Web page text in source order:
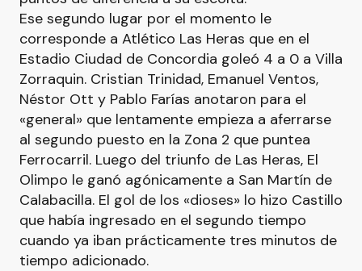
Ese segundo lugar por el momento le
corresponde a Atlético Las Heras que en el
Estadio Ciudad de Concordia goleó 4 a 0 a Villa
Zorraquin. Cristian Trinidad, Emanuel Ventos,
Néstor Ott y Pablo Farías anotaron para el
«general» que lentamente empieza a aferrarse
al segundo puesto en la Zona 2 que puntea
Ferrocarril. Luego del triunfo de Las Heras, El
Olimpo le ganó agónicamente a San Martín de
Calabacilla. El gol de los «dioses» lo hizo Castillo
que había ingresado en el segundo tiempo
cuando ya iban prácticamente tres minutos de
tiempo adicionado.